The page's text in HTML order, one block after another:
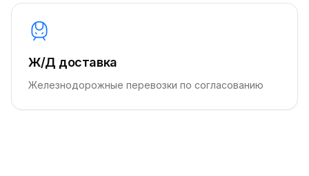
Ж/Д доставка
Железнодорожные перевозки по согласованию